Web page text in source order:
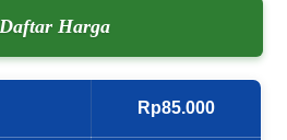
Harga
Rp85.000